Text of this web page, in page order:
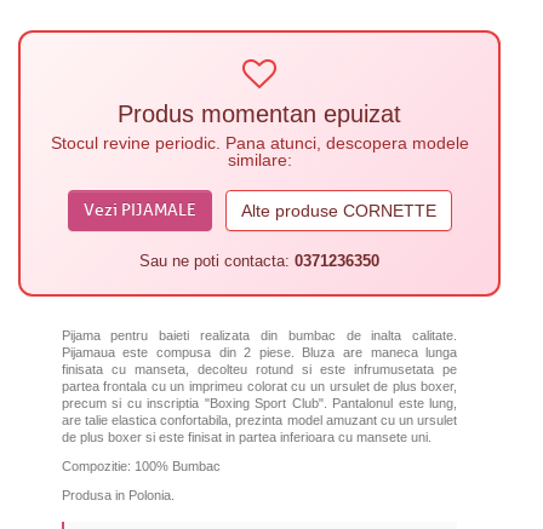
Produs momentan epuizat
Stocul revine periodic. Pana atunci, descopera modele
similare:
Vezi PIJAMALE Alte produse CORNETTE
Sau ne poti contacta: 0371236350
Pijama pentru baieti realizata din bumbac de inalta calitate.
Pijamaua este compusa din 2 piese. Bluza are maneca lunga
finisata cu manseta, decolteu rotund si este infrumusetata pe
partea frontala cu un imprimeu colorat cu un ursulet de plus boxer,
precum si cu inscriptia "Boxing Sport Club". Pantalonul este lung,
are talie elastica confortabila, prezinta model amuzant cu un ursulet
de plus boxersi este finisat in partea inferioara cu mansete uni.
Compozitie: 100% Bumbac
Produsa in Polonia.